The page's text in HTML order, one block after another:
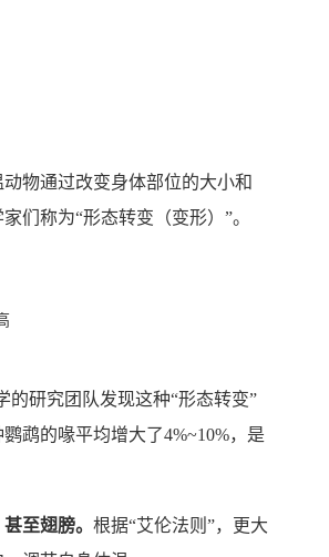
物通过改变身体部位的大小和
称为“形态转变（变形）”。
的研究团队发现这种“形态转变”
鹉的喙平均增大了4%~10%，是
至翅膀。 根据“艾伦法则”，更大